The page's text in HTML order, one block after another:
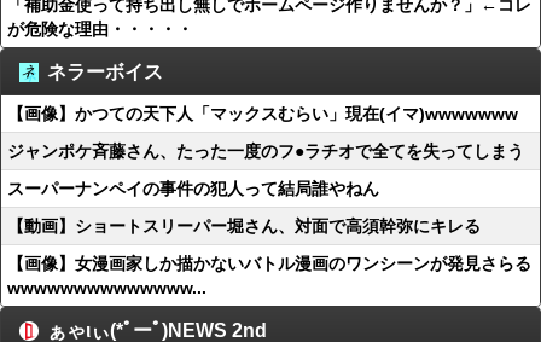
「補助金使って持ち出し無しでホームページ作りませんか？」←コレ
が危険な理由・・・・・
ネラーボイス
【画像】かつての天下人「マックスむらい」現在(イマ)wwwwwww
ジャンポケ斉藤さん、たった一度のフ●ラチオで全てを失ってしまう
スーパーナンペイの事件の犯人って結局誰やねん
【動画】ショートスリーパー堀さん、対面で高須幹弥にキレる
【画像】女漫画家しか描かないバトル漫画のワンシーンが発見さらる
wwwwwwwwwwwwww...
ぁゃιぃ(*ﾟーﾟ)NEWS 2nd